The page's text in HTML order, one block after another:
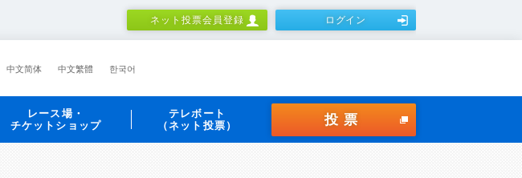
ネット投票会員登録 ログイン
中文简体 中文繁體 한국어
レース場・
チケットショップ
テレボート
（ネット投票）
投票